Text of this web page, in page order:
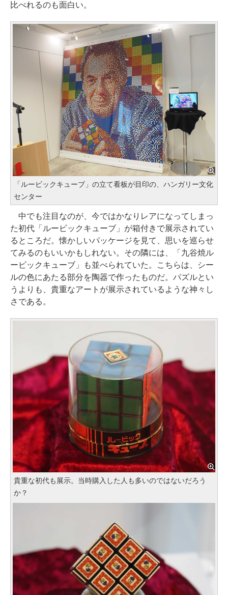
比べれるのも面白い。
「ルービックキューブ」の立て看板が目印の、ハンガリー文化
センター
中でも注目なのが、今ではかなりレアになってしまっ
た初代「ルービックキューブ」が箱付きで展示されてい
るところだ。懐かしいパッケージを見て、思いを巡らせ
てみるのもいいかもしれない。その隣には、「九谷焼ル
ービックキューブ」も並べられていた。こちらは、シー
ルの色にあたる部分を陶器で作ったものだ。パズルとい
うよりも、貴重なアートが展示されているような神々し
さである。
貴重な初代も展示。当時購入した人も多いのではないだろう
か？